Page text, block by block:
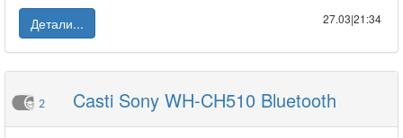
Детали...
27.03|21:34
2 Casti Sony WH-CH510 Bluetooth